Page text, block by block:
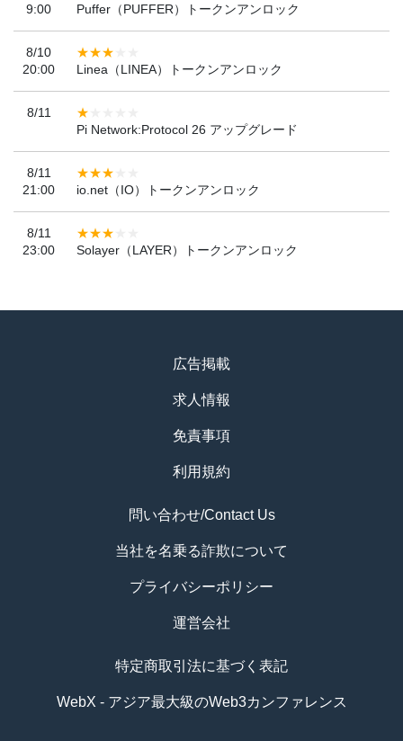
9:00
Puffer（PUFFER）トークンアンロック
8/10
20:00
Linea（LINEA）トークンアンロック
8/11
Pi Network:Protocol 26 アップグレード
8/11
21:00
io.net（IO）トークンアンロック
8/11
23:00
Solayer（LAYER）トークンアンロック
広告掲載
求人情報
免責事項
利用規約
問い合わせ/Contact Us
当社を名乗る詐欺について
プライバシーポリシー
運営会社
特定商取引法に基づく表記
WebX - アジア最大級のWeb3カンファレンス